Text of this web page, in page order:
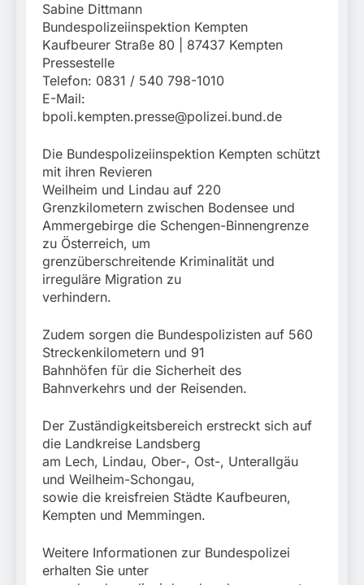
Sabine Dittmann
Bundespolizeiinspektion Kempten
Kaufbeurer Straße 80 | 87437 Kempten
Pressestelle
Telefon: 0831 / 540 798-1010
E-Mail:
bpoli.kempten.presse@polizei.bund.de
Die Bundespolizeiinspektion Kempten schützt
mit ihren Revieren
Weilheim und Lindau auf 220
Grenzkilometern zwischen Bodensee und
Ammergebirge die Schengen-Binnengrenze
zu Österreich, um
grenzüberschreitende Kriminalität und
irreguläre Migration zu
verhindern.
Zudem sorgen die Bundespolizisten auf 560
Streckenkilometern und 91
Bahnhöfen für die Sicherheit des
Bahnverkehrs und der Reisenden.
Der Zuständigkeitsbereich erstreckt sich auf
die Landkreise Landsberg
am Lech, Lindau, Ober-, Ost-, Unterallgäu
und Weilheim-Schongau,
sowie die kreisfreien Städte Kaufbeuren,
Kempten und Memmingen.
Weitere Informationen zur Bundespolizei
erhalten Sie unter